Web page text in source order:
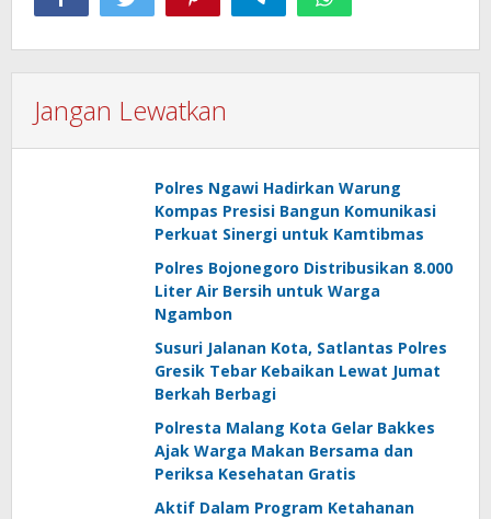
Jangan Lewatkan
Polres Ngawi Hadirkan Warung
Kompas Presisi Bangun Komunikasi
Perkuat Sinergi untuk Kamtibmas
Polres Bojonegoro Distribusikan 8.000
Liter Air Bersih untuk Warga
Ngambon
Susuri Jalanan Kota, Satlantas Polres
Gresik Tebar Kebaikan Lewat Jumat
Berkah Berbagi
Polresta Malang Kota Gelar Bakkes
Ajak Warga Makan Bersama dan
Periksa Kesehatan Gratis
Aktif Dalam Program Ketahanan